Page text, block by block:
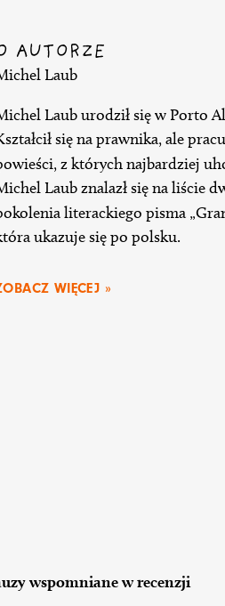
AUTORZE
Laub
Laub urodził się w Porto
się na prawnika, ale
z których najbardziej
Laub znalazł się na liście
literackiego pisma
ukazuje się po polsku.
WIĘCEJ »
wspomniane w recenzji